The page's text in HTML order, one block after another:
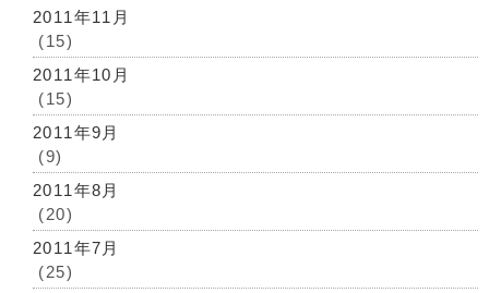
2011年11月
(15)
2011年10月
(15)
2011年9月
(9)
2011年8月
(20)
2011年7月
(25)